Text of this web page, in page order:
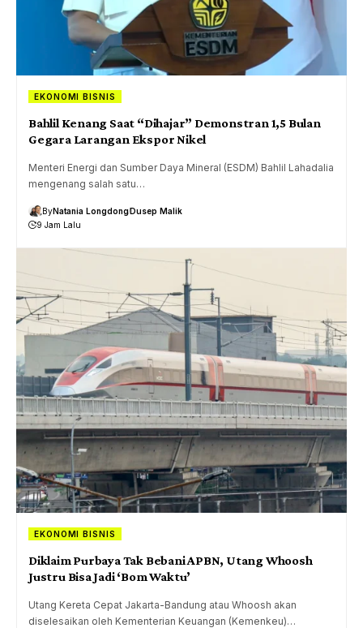
EKONOMI BISNIS
Bahlil Kenang Saat “Dihajar” Demonstran 1,5 Bulan
Gegara Larangan Ekspor Nikel
Menteri Energi dan Sumber Daya Mineral (ESDM) Bahlil Lahadalia
mengenang salah satu…
ByNatania LongdongDusep Malik
9 Jam Lalu
EKONOMI BISNIS
Diklaim Purbaya Tak Bebani APBN, Utang Whoosh
Justru Bisa Jadi ‘Bom Waktu’
Utang Kereta Cepat Jakarta-Bandung atau Whoosh akan
diselesaikan oleh Kementerian Keuangan (Kemenkeu)…